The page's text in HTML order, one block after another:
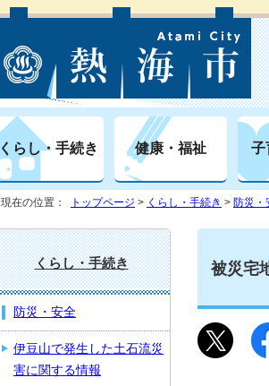
くらし・手続き 健康・福祉 子
現在の位置： トップページ > くらし・手続き > 防災・
被災宅
くらし・手続き
防災・安全
伊豆山で発生した土石流災
害に関する情報